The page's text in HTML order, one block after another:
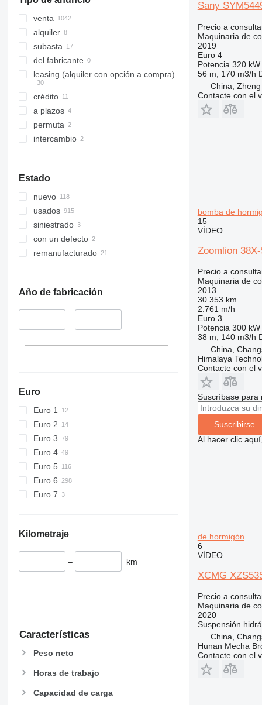
321
322
323
324
325
326
330
336
340
345
374
390
395
416
420
428
430
907
908
910
914
918
924
926
938
950
972
982
988
8030
8035
CT
JS
JZ
NXT
TM
VMT
Vibromax
venta
alquiler
subasta
del fabricante
leasing (alquiler con opción a compra)
crédito
a plazos
permuta
intercambio
Estado
nuevo
usados
siniestrado
con un defecto
remanufacturado
Año de fabricación
–
Euro
Euro 1
Euro 2
Euro 3
Euro 4
Euro 5
Euro 6
Euro 7
Kilometraje
– km
Características
Peso neto
Horas de trabajo
Capacidad de carga
Sany
Precio a
Maquinaria de
2019
Euro 4
Potencia 320
56 m, 170 m3/h
China,
Contacte con el
bomba de
15
VÍDEO
Zoomlion
Precio a
Maquinaria de
2013
30.353 km
2.761 m/h
Euro 3
Potencia 300
38 m, 140 m3/h
China,
Himalaya
Contacte con el
Suscríbase para
Suscribirse
Al hacer clic
de hormigón
6
VÍDEO
XCMG
Precio a
Maquinaria de
2020
Suspensión
China,
Hunan Mecha
Contacte con el